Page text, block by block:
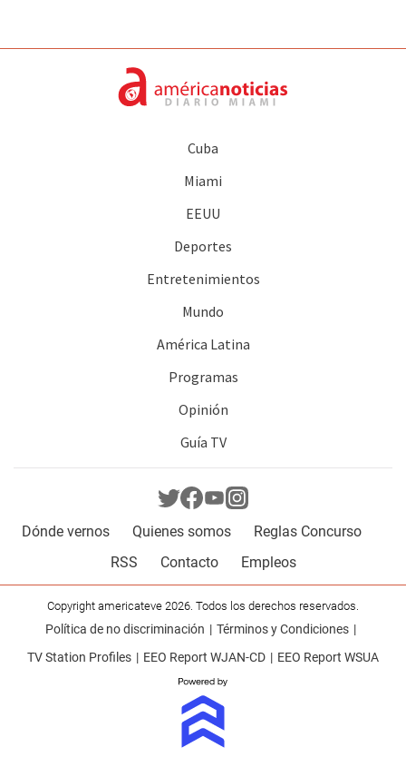
Cuba
Miami
EEUU
Deportes
Entretenimientos
Mundo
América Latina
Programas
Opinión
Guía TV
Dónde vernos Quienes somos
Reglas Concurso
RSS
Contacto Empleos
Copyright americateve 2026. Todos los derechos reservados.
Política de no discriminación
Términos y Condiciones
TV Station Profiles
EEO Report WJAN-CD EEO Report WSUA